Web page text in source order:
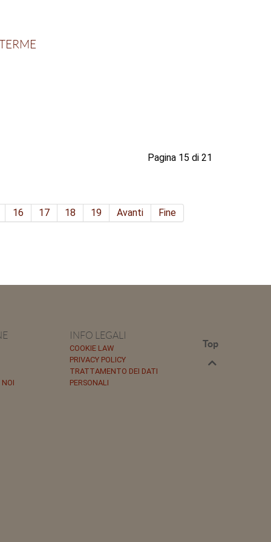
Pagina 15 di 21
16 17 18 19 Avanti Fine
INFO LEGALI
COOKIE LAW
PRIVACY POLICY
TRATTAMENTO DEI DATI
PERSONALI
Top